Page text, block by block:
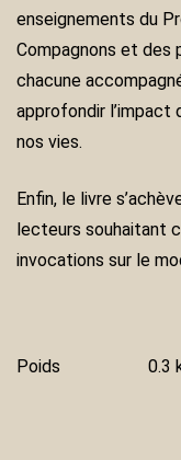
enseignements du
Compagnons et des
chacune
approfondir l’impact
nos vies.
Enfin, le livre
lecteurs souhaitant
invocations sur le
Poids 0.3